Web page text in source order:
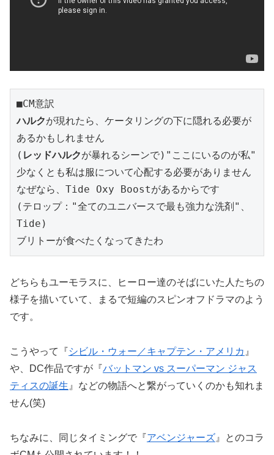
■CM意訳
ハルクが現れたら、ケータリングの下に隠れる必要が
あるかもしれません
( レッドハルクが暴れるシーンで)"ここにいるのが私"
少なくとも私は服について心配する必要がありません
なぜなら、Tide Oxy Boostがあるからです
(テロップ："全てのユニバースで最も強力な洗剤"、
Tide)
ブリトーが食べたくなってきたわ
どちらもユーモラスに、ヒーロー達のそばにいた人たちの
様子を描いていて、まるで短編のスピンオフドラマのよう
です。
こうやって『シビル・ウォー／キャプテン・アメリカ 』
や、DC作品ですが『バットマン vs スーパーマン ジャス
ティスの誕生 』などの物語へと繋がっていくのかも知れま
せん(笑)
ちなみに、同じタイミングで『アベンジャーズ 』とのコラ